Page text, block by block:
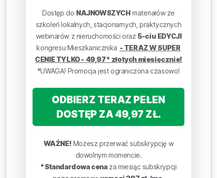
Dostęp do NAJNOWSZYCH materiałów ze
szkoleń lokalnych, stacjonarnych, praktycznych
webinarów z nieruchomości oraz5-ciu EDYCJI
kongresu Mieszkanicznika - TERAZ W SUPER
CENIE TYLKO - 49,97* złotych miesięcznie!
*UWAGA! Promocja jest ograniczona czasowo!
ODBIERZ TERAZ PEŁEN
DOSTĘP ZA 49,97 ZŁ.
WAŻNE! Możesz przerwać subskrypcję w
dowolnym momencie.
*Standardowa cenaza miesiąc subskrypcji